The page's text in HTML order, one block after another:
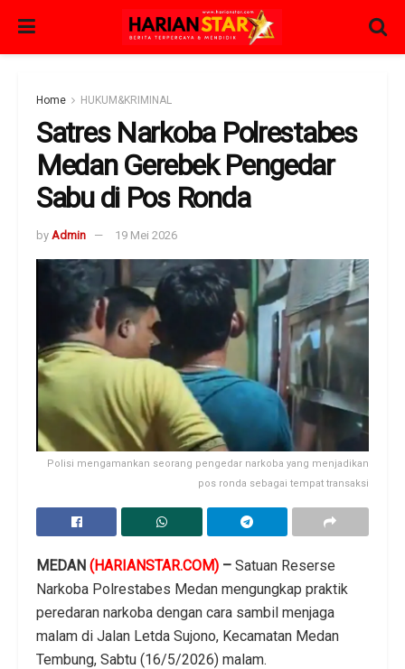
Home HUKUM&KRIMINAL
Satres Narkoba Polrestabes
Medan Gerebek Pengedar
Sabu di Pos Ronda
by Admin 19 Mei 2026
Polisi mengamankan seorang pengedar narkoba yang menjadikan
pos ronda sebagai tempat transaksi
MEDAN (HARIANSTAR.COM) – Satuan Reserse
Narkoba Polrestabes Medan mengungkap praktik
peredaran narkoba dengan cara sambil menjaga
malam di Jalan Letda Sujono, Kecamatan Medan
Tembung, Sabtu (16/5/2026) malam.